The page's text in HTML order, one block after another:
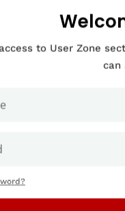
RPA tækni – til dæmis
máli, þar sem
þjónustu, verða
vegna
er
Eins og við
sjúkrahús, bæði
to User Zone
can